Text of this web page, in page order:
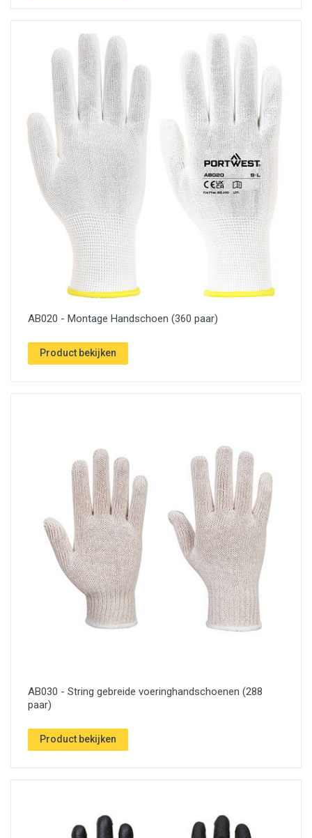
AB020 - Montage Handschoen (360 paar)
Product bekijken
AB030 - String gebreide voeringhandschoenen (288
paar)
Product bekijken